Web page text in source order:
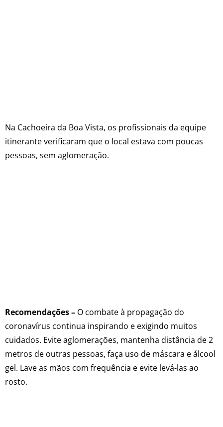
Na Cachoeira da Boa Vista, os profissionais da equipe
itinerante verificaram que o local estava com poucas
pessoas, sem aglomeração.
Recomendações – O combate à propagação do
coronavírus continua inspirando e exigindo muitos
cuidados. Evite aglomerações, mantenha distância de 2
metros de outras pessoas, faça uso de máscara e álcool
gel. Lave as mãos com frequência e evite levá-las ao
rosto.